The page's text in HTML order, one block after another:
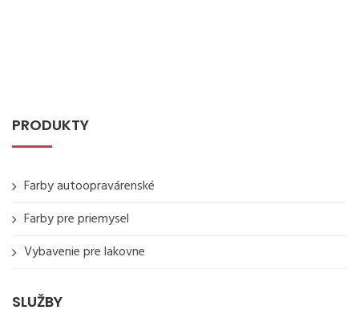
PRODUKTY
Farby autoopravárenské
Farby pre priemysel
Vybavenie pre lakovne
SLUŽBY